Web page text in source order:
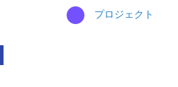
プロジェクト